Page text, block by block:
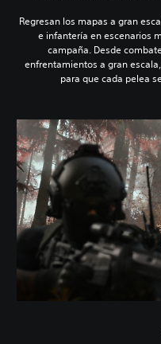
Regresan los mapas a gran
e infantería en escenarios
campaña. Desde
enfrentamientos a gran
para que cada pelea